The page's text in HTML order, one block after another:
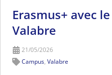
Erasmus+ avec
Valabre
21/05/2026
Campus,Valabre